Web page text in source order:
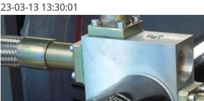
23-03-13 13:30:01